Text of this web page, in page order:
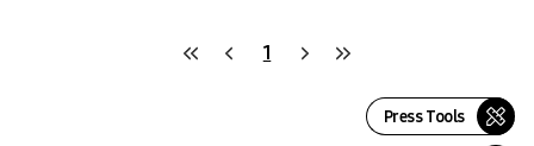
1
Press Tools